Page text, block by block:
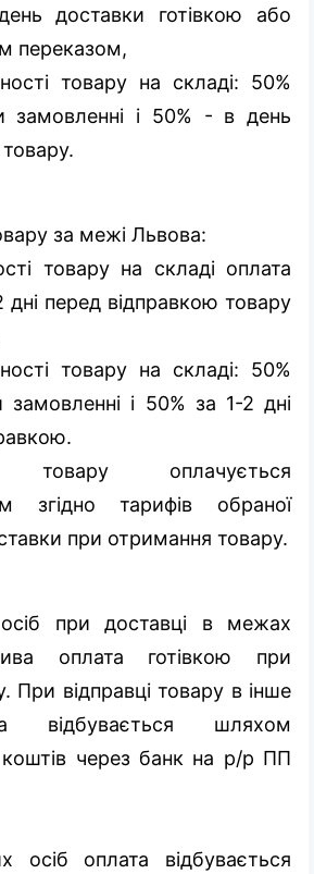
доставки готівкою або
переказом,
товару на складі: 50%
замовленні і 50% - в день
за межі Львова:
товару на складі оплата
дні перед відправкою товару
товару на складі: 50%
замовленні і 50% за 1-2 дні
товару оплачується
згідно тарифів обраної
при отримання товару.
при доставці в межах
оплата готівкою при
При відправці товару в інше
відбувається шляхом
коштів через банк на р/р ПП
осіб оплата відбувається